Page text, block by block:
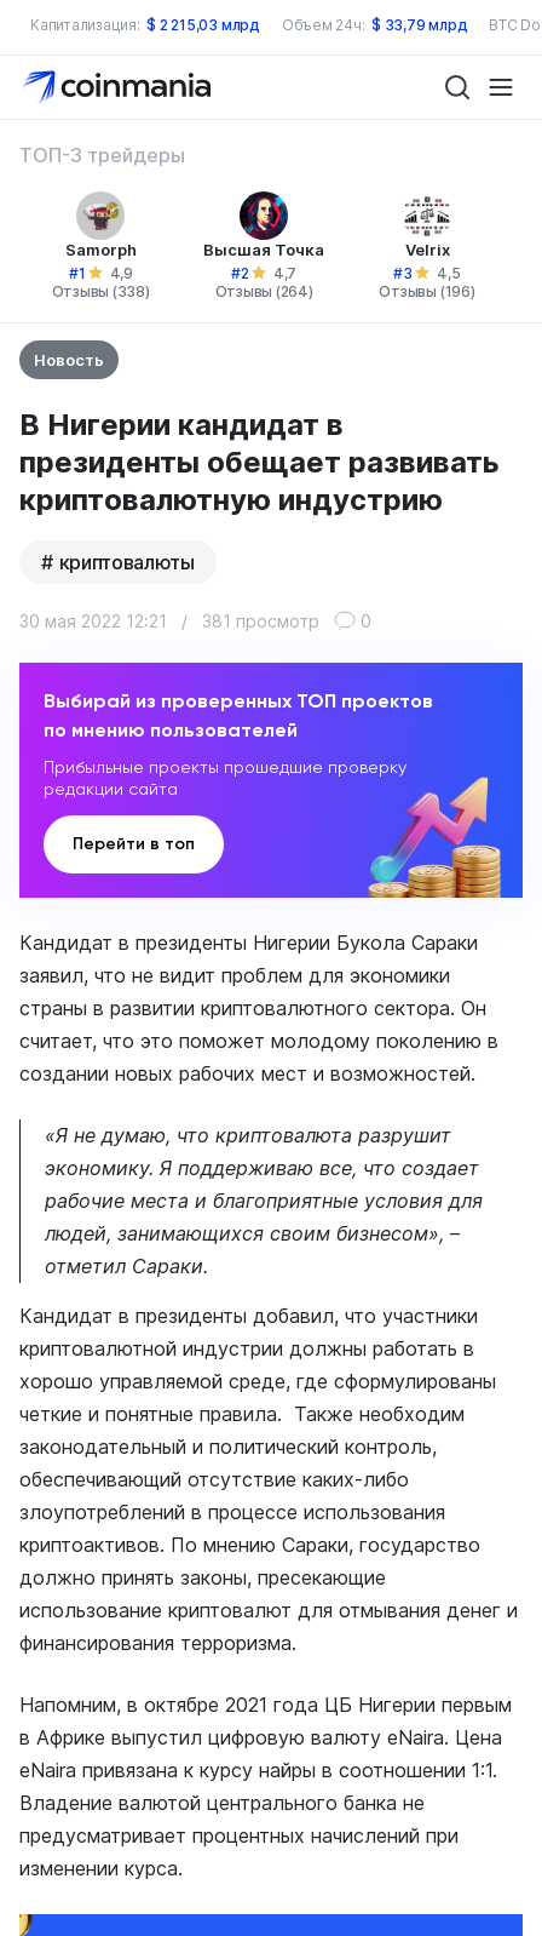
Капитализация: $ 2 215,03 млрд Объем 24ч: $ 33,79 млрд BTC
ТОП-3 трейдеры
Samorph
#1
4,9
Отзывы (338)
Высшая Точка
#2
4,7
Отзывы (264)
Velrix
#3
4,5
Отзывы (196)
Новость
В Нигерии кандидат в
президенты обещает развивать
криптовалютную индустрию
криптовалюты
30 мая 2022 12:21 / 381 просмотр 0
Выбирай из проверенных ТОП проектов
по мнению пользователей
Прибыльные проекты прошедшие проверку
редакции сайта
Перейти в топ
Кандидат в президенты Нигерии Букола Сараки
заявил, что не видит проблем для экономики
страны в развитии криптовалютного сектора. Он
считает, что это поможет молодому поколению в
создании новых рабочих мест и возможностей.
«Я не думаю, что криптовалюта разрушит
экономику. Я поддерживаю все, что создает
рабочие места и благоприятные условия для
людей, занимающихся своим бизнесом», –
отметил Сараки.
Кандидат в президенты добавил, что участники
криптовалютной индустрии должны работать в
хорошо управляемой среде, где сформулированы
четкие и понятные правила. Также необходим
законодательный и политический контроль,
обеспечивающий отсутствие каких-либо
злоупотреблений в процессе использования
криптоактивов. По мнению Сараки, государство
должно принять законы, пресекающие
использование криптовалют для отмывания денег и
финансирования терроризма.
Напомним, в октябре 2021 года ЦБ Нигерии первым
в Африке выпустил цифровую валюту eNaira. Цена
eNaira привязана к курсу найры в соотношении 1:1.
Владение валютой центрального банка не
предусматривает процентных начислений при
изменении курса.